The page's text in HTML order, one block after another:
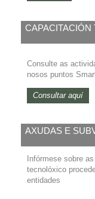
CAPACITACIÓN
Consulte as
nosos puntos
Consultar aquí
AXUDAS E
Infórmese sobre
tecnolóxico
entidades